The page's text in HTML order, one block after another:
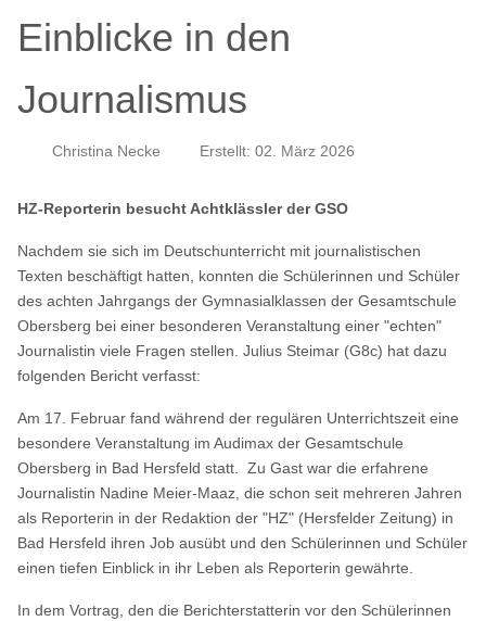
Einblicke in den
Journalismus
Christina Necke Erstellt: 02. März 2026
HZ-Reporterin besucht Achtklässler der GSO
Nachdem sie sich im Deutschunterricht mit journalistischen
Texten beschäftigt hatten, konnten die Schülerinnen und Schüler
des achten Jahrgangs der Gymnasialklassen der Gesamtschule
Obersberg bei einer besonderen Veranstaltung einer "echten"
Journalistin viele Fragen stellen. Julius Steimar (G8c) hat dazu
folgenden Bericht verfasst:
Am 17. Februar fand während der regulären Unterrichtszeit eine
besondere Veranstaltung im Audimax der Gesamtschule
Obersberg in Bad Hersfeld statt. Zu Gast war die erfahrene
Journalistin Nadine Meier-Maaz, die schon seit mehreren Jahren
als Reporterin in der Redaktion der "HZ" (Hersfelder Zeitung) in
Bad Hersfeld ihren Job ausübt und den Schülerinnen und Schüler
einen tiefen Einblick in ihr Leben als Reporterin gewährte.
In dem Vortrag, den die Berichterstatterin vor den Schülerinnen